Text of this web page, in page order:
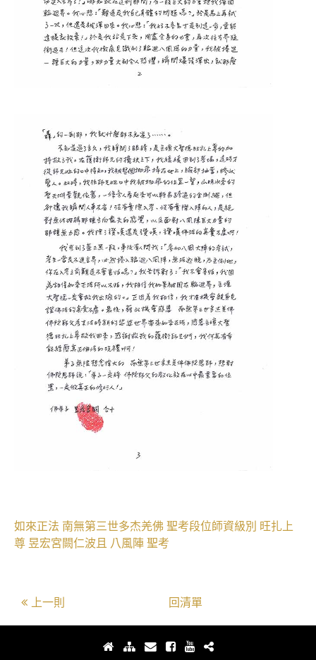
如來正法 南無第三世多杰羌佛 聖考段位師資級別 旺扎上
尊 昱宏宮闕仁波且 八風陣 聖考
上一則 回清單